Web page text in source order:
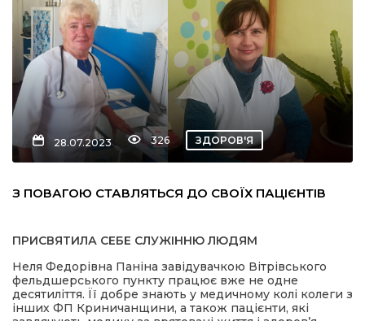
громада
редактора
Відповідаємо
28.07.2023 326 ЗДОРОВ'Я
З ПОВАГОЮ СТАВЛЯТЬСЯ ДО СВОЇХ ПАЦІЄНТІВ
ПРИСВЯТИЛА СЕБЕ СЛУЖІННЮ ЛЮДЯМ
Неля Федорівна Паніна завідувачкою Вітрівського
фельдшерського пункту працює вже не одне
десятиліття. Її добре знають у медичному колі колеги з
інших ФП Криничанщини, а також пацієнти, які